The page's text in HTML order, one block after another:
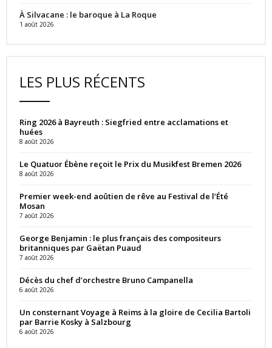
À Silvacane : le baroque à La Roque
1 août 2026
LES PLUS RÉCENTS
Ring 2026 à Bayreuth : Siegfried entre acclamations et
huées
8 août 2026
Le Quatuor Ébène reçoit le Prix du Musikfest Bremen 2026
8 août 2026
Premier week-end aoûtien de rêve au Festival de l’Été
Mosan
7 août 2026
George Benjamin : le plus français des compositeurs
britanniques par Gaëtan Puaud
7 août 2026
Décès du chef d’orchestre Bruno Campanella
6 août 2026
Un consternant Voyage à Reims à la gloire de Cecilia Bartoli
par Barrie Kosky à Salzbourg
6 août 2026